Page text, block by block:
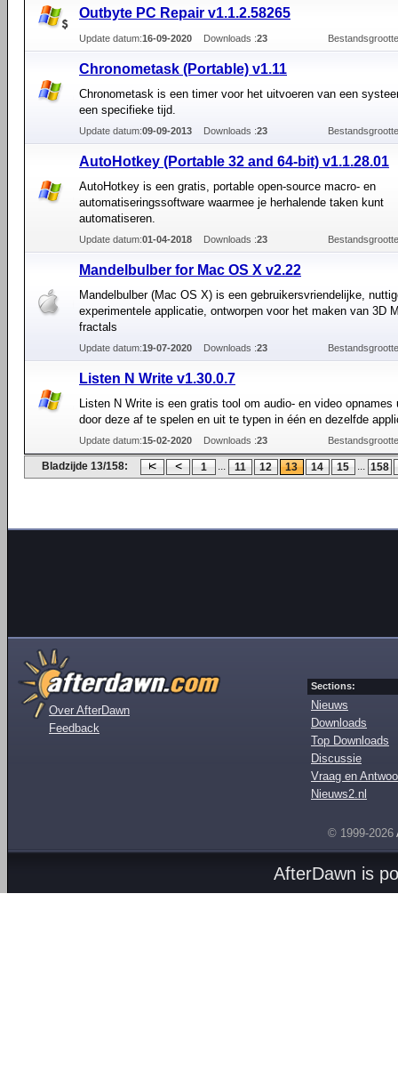
Outbyte PC Repair v1.1.2.58265
Update datum:16-09-2020 Downloads :23
Chronometask (Portable) v1.11
Chronometask is een timer voor het uitvoeren van een
een specifieke tijd.
Update datum:09-09-2013 Downloads :23
AutoHotkey (Portable 32 and 64-bit) v1.1.28.01
AutoHotkey is een gratis, portable open-source macro- en
automatiseringssoftware waarmee je herhalende taken kunt
automatiseren.
Update datum:01-04-2018 Downloads :23
Mandelbulber for Mac OS X v2.22
Mandelbulber (Mac OS X) is een gebruikersvriendelijke,
experimentele applicatie, ontworpen voor het maken van 3D
fractals
Update datum:19-07-2020 Downloads :23
Listen N Write v1.30.0.7
Listen N Write is een gratis tool om audio- en video opnames
door deze af te spelen en uit te typen in één en dezelfde
Update datum:15-02-2020 Downloads :23
Bladzijde 13/158: 1 ... 11 12 13 14 15 ... 158
Over AfterDawn
Feedback
Sections:
Nieuws
Downloads
Top Downloads
Discussie
Vraag en
Nieuws2.nl
© 1999-2026
AfterDawn is